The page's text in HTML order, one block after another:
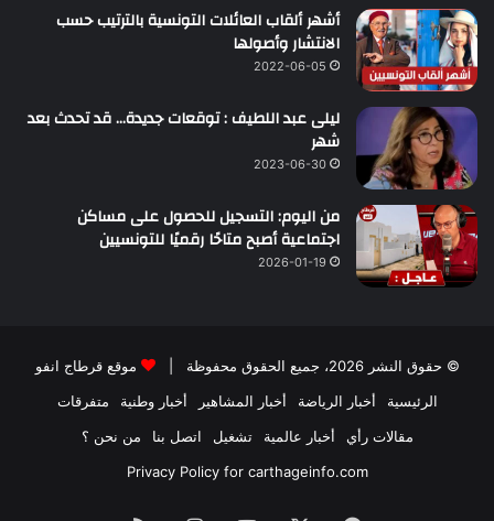
أشهر ألقاب العائلات التونسية بالترتيب حسب
الانتشار وأصولها
2022-06-05
ليلى عبد اللطيف : توقعات جديدة… قد تحدث بعد
شهر
2023-06-30
من اليوم: التسجيل للحصول على مساكن
اجتماعية أصبح متاحًا رقميًا للتونسيين
2026-01-19
© حقوق النشر 2026، جميع الحقوق محفوظة |
موقع قرطاج انفو
الرئيسية
أخبار الرياضة أخبار المشاهير أخبار وطنية
متفرقات
مقالات رأي
أخبار عالمية تشغيل اتصل بنا
من نحن ؟
Privacy Policy for carthageinfo.com